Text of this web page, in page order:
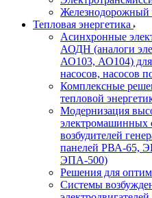
Железнодорожный
Тепловая энергетика
Асинхронные
АОДН (аналоги
АО103, АО104) для
насосов, насосов
Комплексные
тепловой
Модернизация
электромашинных
возбудителей
панелей РВА-65,
ЭПА-500)
Решения для
Системы